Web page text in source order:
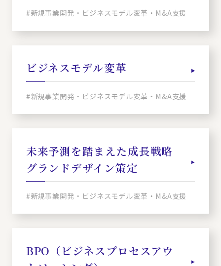
#新規事業開発・ビジネスモデル変革・M&A支援
ビジネスモデル変革
#新規事業開発・ビジネスモデル変革・M&A支援
未来予測を踏まえた成長戦略
グランドデザイン策定
#新規事業開発・ビジネスモデル変革・M&A支援
BPO（ビジネスプロセスアウ